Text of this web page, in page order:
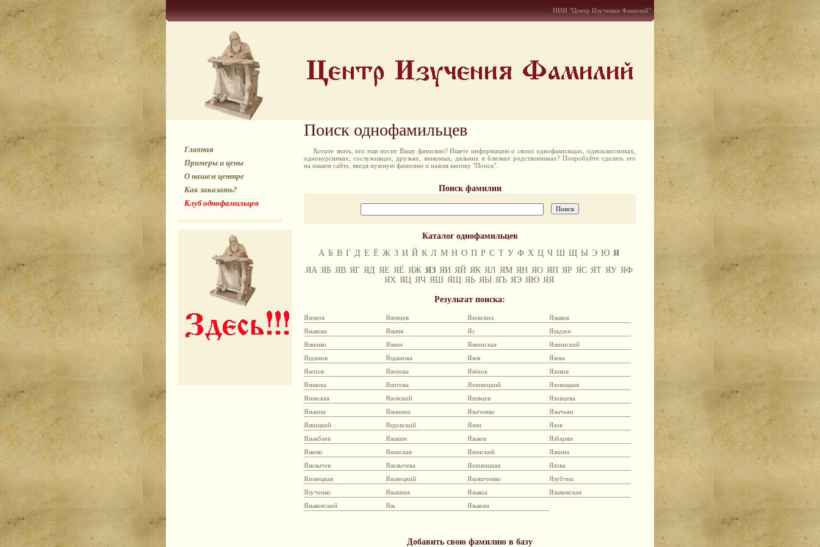
НИИ "Центр Изучения Фамилий"
Главная
Примеры и цены
О нашем центре
Как заказать?
Клуб однофамильцев
Поиск однофамильцев
Хотите знать, кто еще носит Вашу фамилию? Ищете информацию о своих однофамильцах, одноклассниках,
однокурсниках, сослуживцах, друзьях, знакомых, дальних и близких родственниках? Попробуйте сделать это
на нашем сайте, введя нужную фамилию и нажав кнопку "Поиск".
Поиск фамилии
Каталог однофамильцев
А Б В Г Д Е Ё Ж З И Й К Л М Н О П Р С Т У Ф Х Ц Ч Ш Щ Ы Э Ю Я
ЯА ЯБ ЯВ ЯГ ЯД ЯЕ ЯЁ ЯЖ ЯЗ ЯИ ЯЙ ЯК ЯЛ ЯМ ЯН ЯО ЯП ЯР ЯС ЯТ ЯУ ЯФ
ЯХ ЯЦ ЯЧ ЯШ ЯЩ ЯЬ ЯЫ ЯЪ ЯЭ ЯЮ ЯЯ
Результат поиска:
Яземов Язенцев Язовских
Языков
Языкова
Языня Яз
Язаджи
Язвенко
Язвин Язвинская
Язвинский
Язданов
Язданова Язев
Язева
Язепов
Язепова Язёнок
Язиков
Язикова
Язитова Язловецкий
Язовицкая
Язовская
Язовский Язовцев
Язовцева
Язынин
Язынина Языченко
Язычьян
Язвицкий
Яздовский Язин
Язов
Языкбаев
Языкин Язьков
Язбарян
Язвеко
Язинская Язинский
Язкина
Язклычев
Язклычева Язловицкая
Язова
Язовецкая
Язовецкий Язовиченко
Язубчик
Язученко
Языкина Языкоа
Языковская
Языковский
Язь Язькова
Добавить свою фамилию в базу